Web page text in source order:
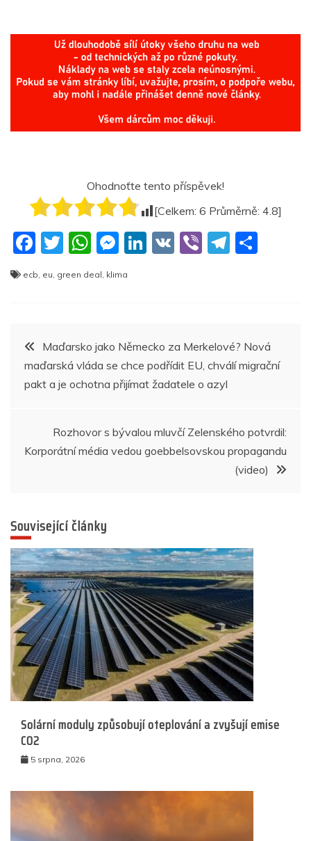
Ohodnoťte tento příspěvek!
[Celkem: 6 Průměrně: 4.8]
F
c
o
o
T
itt
W
h
at
p
p
M
ss
g
er
Li
n
V
Vi T
m
ecb eu green deal klima
Navigace
pro
Maďarsko jako Německo za Merkelové? Nová
maďarská vláda se chce podřídit EU, chválí migrační
pakt a je ochotna přijímat žadatele o azyl
Rozhovor s bývalou mluvčí Zelenského potvrdil:
Korporátní média vedou goebbelsovskou propagandu
(video)
Související články
Solární moduly způsobují oteplování a zvyšují emise
CO2
5 srpna, 2026